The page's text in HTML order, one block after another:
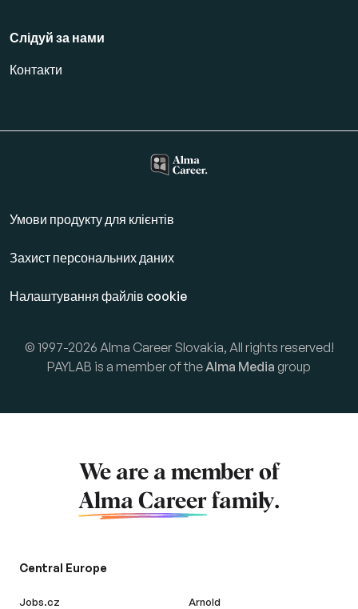
Слідуй за нами
Контакти
Умови продукту для клієнтів
Захист персональних даних
Налаштування файлів cookie
© 1997-2026 Alma Career Slovakia, All rights reserved!
PAYLAB is a member of the Alma Media group
We are a member of
Alma Career family.
Central Europe
Jobs.cz
Arnold